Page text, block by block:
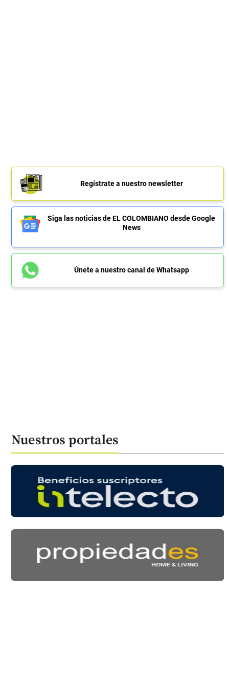
Regístrate a nuestro newsletter
Siga las noticias de EL COLOMBIANO desde Google
News
Únete a nuestro canal de Whatsapp
Nuestros portales